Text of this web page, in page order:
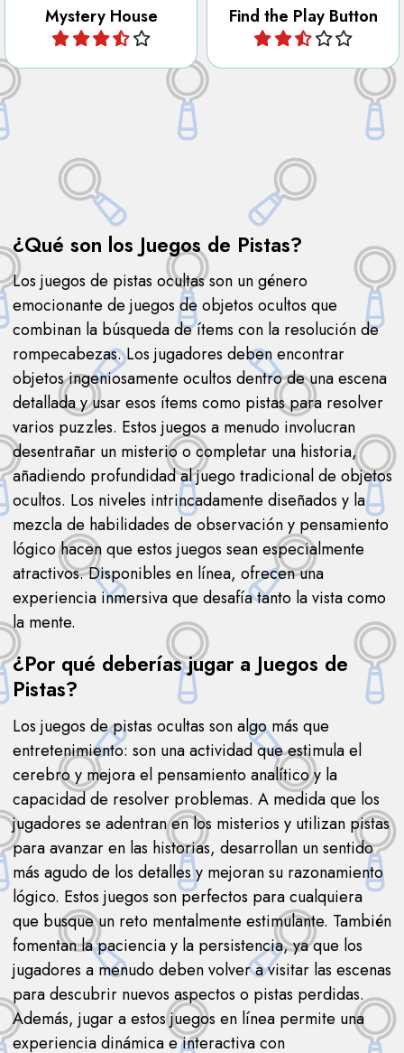
Mystery House
Jugar Find the Play Button
Jugar
¿Qué son los Juegos de Pistas?
Los juegos de pistas ocultas son un género
emocionante de juegos de objetos ocultos que
combinan la búsqueda de ítems con la resolución de
rompecabezas. Los jugadores deben encontrar
objetos ingeniosamente ocultos dentro de una escena
detallada y usar esos ítems como pistas para resolver
varios puzzles. Estos juegos a menudo involucran
desentrañar un misterio o completar una historia,
añadiendo profundidad al juego tradicional de objetos
ocultos. Los niveles intrincadamente diseñados y la
mezcla de habilidades de observación y pensamiento
lógico hacen que estos juegos sean especialmente
atractivos. Disponibles en línea, ofrecen una
experiencia inmersiva que desafía tanto la vista como
la mente.
¿Por qué deberías jugar a Juegos de
Pistas?
Los juegos de pistas ocultas son algo más que
entretenimiento: son una actividad que estimula el
cerebro y mejora el pensamiento analítico y la
capacidad de resolver problemas. A medida que los
jugadores se adentran en los misterios y utilizan pistas
para avanzar en las historias, desarrollan un sentido
más agudo de los detalles y mejoran su razonamiento
lógico. Estos juegos son perfectos para cualquiera
que busque un reto mentalmente estimulante. También
fomentan la paciencia y la persistencia, ya que los
jugadores a menudo deben volver a visitar las escenas
para descubrir nuevos aspectos o pistas perdidas.
Además, jugar a estos juegos en línea permite una
experiencia dinámica e interactiva con